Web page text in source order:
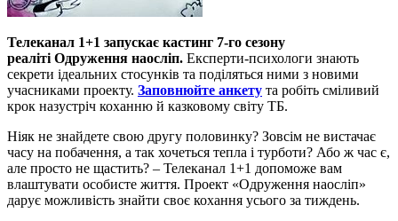
Телеканал 1+1 запускає кастинг 7-го сезону
реаліті Одруження наосліп. Експерти-психологи знають
секрети ідеальних стосунків та поділяться ними з новими
учасниками проекту. Заповнюйте анкету та робіть сміливий
крок назустріч коханню й казковому світу ТБ.
Ніяк не знайдете свою другу половинку? Зовсім не вистачає
часу на побачення, а так хочеться тепла і турботи? Або ж час є,
але просто не щастить? – Телеканал 1+1 допоможе вам
влаштувати особисте життя. Проект «Одруження наосліп»
дарує можливість знайти своє кохання усього за тиждень.